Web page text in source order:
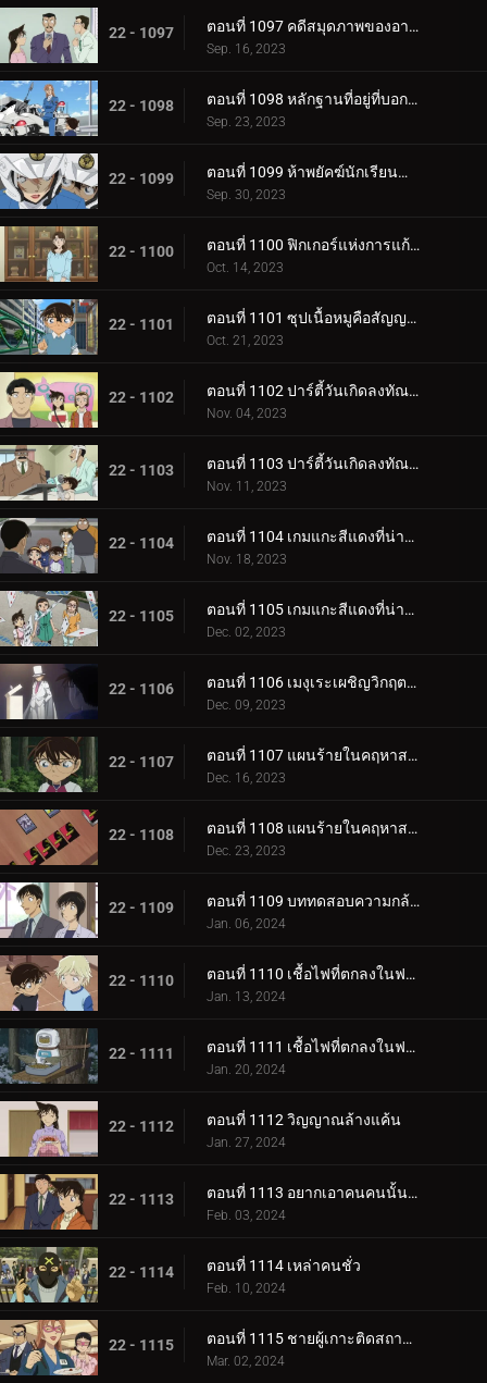
22 - 1097 ตอนที่ 1097 คดีสมุดภาพของอายูมิ ภาค 2
Sep. 16, 2023
22 - 1098 ตอนที่ 1098 หลักฐานที่อยู่ที่บอกไม่ได้
Sep. 23, 2023
22 - 1099 ตอนที่ 1099 ห้าพยัคฆ์นักเรียนตำรวจ Wild Police Story CASE.ฮางิวาระ เคนจิ
Sep. 30, 2023
22 - 1100 ตอนที่ 1100 ฟิกเกอร์แห่งการแก้แค้น
Oct. 14, 2023
22 - 1101 ตอนที่ 1101 ซุปเนื้อหมูคือสัญญาณเดิมพันชีวิต
Oct. 21, 2023
22 - 1102 ตอนที่ 1102 ปาร์ตี้วันเกิดลงทัณฑ์ (ภาคแรก)
Nov. 04, 2023
22 - 1103 ตอนที่ 1103 ปาร์ตี้วันเกิดลงทัณฑ์ (ภาคจบ)
Nov. 11, 2023
22 - 1104 ตอนที่ 1104 เกมแกะสีแดงที่น่าสะพรึงกลัว (ภาคแรก)
Nov. 18, 2023
22 - 1105 ตอนที่ 1105 เกมแกะสีแดงที่น่าสะพรึงกลัว (ภาคจบ)
Dec. 02, 2023
22 - 1106 ตอนที่ 1106 เมงุเระเผชิญวิกฤตชีวิตตำรวจ
Dec. 09, 2023
22 - 1107 ตอนที่ 1107 แผนร้ายในคฤหาสน์โมริคาวะ (ภาคแรก)
Dec. 16, 2023
22 - 1108 ตอนที่ 1108 แผนร้ายในคฤหาสน์โมริคาวะ (ภาคจบ)
Dec. 23, 2023
22 - 1109 ตอนที่ 1109 บททดสอบความกล้าของขบวนการนักสืบเยาวชน
Jan. 06, 2024
22 - 1110 ตอนที่ 1110 เชื้อไฟที่ตกลงในฟาร์ม (ภาคแรก)
Jan. 13, 2024
22 - 1111 ตอนที่ 1111 เชื้อไฟที่ตกลงในฟาร์ม (ภาคจบ)
Jan. 20, 2024
22 - 1112 ตอนที่ 1112 วิญญาณล้างแค้น
Jan. 27, 2024
22 - 1113 ตอนที่ 1113 อยากเอาคนคนนั้นกลับมา
Feb. 03, 2024
22 - 1114 ตอนที่ 1114 เหล่าคนชั่ว
Feb. 10, 2024
22 - 1115 ตอนที่ 1115 ชายผู้เกาะติดสถานีตำรวจ
Mar. 02, 2024